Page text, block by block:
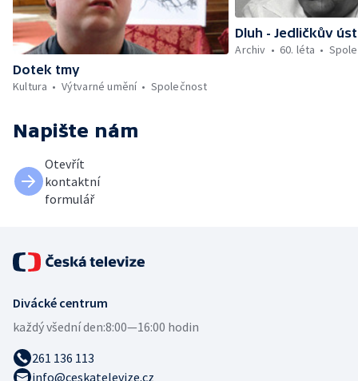
Dotek tmy
Kultura
Výtvarné umění Společnost
Dluh - Jedličkův
Archiv
60. léta
Napište nám
Otevřít
kontaktní
formulář
Divácké centrum
každý všední den:8:00—16:00 hodin
261 136 113
info@ceskatelevize.cz